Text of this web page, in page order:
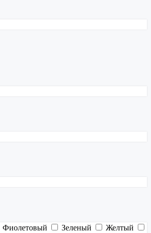
Фиолетовый Зеленый
Желтый